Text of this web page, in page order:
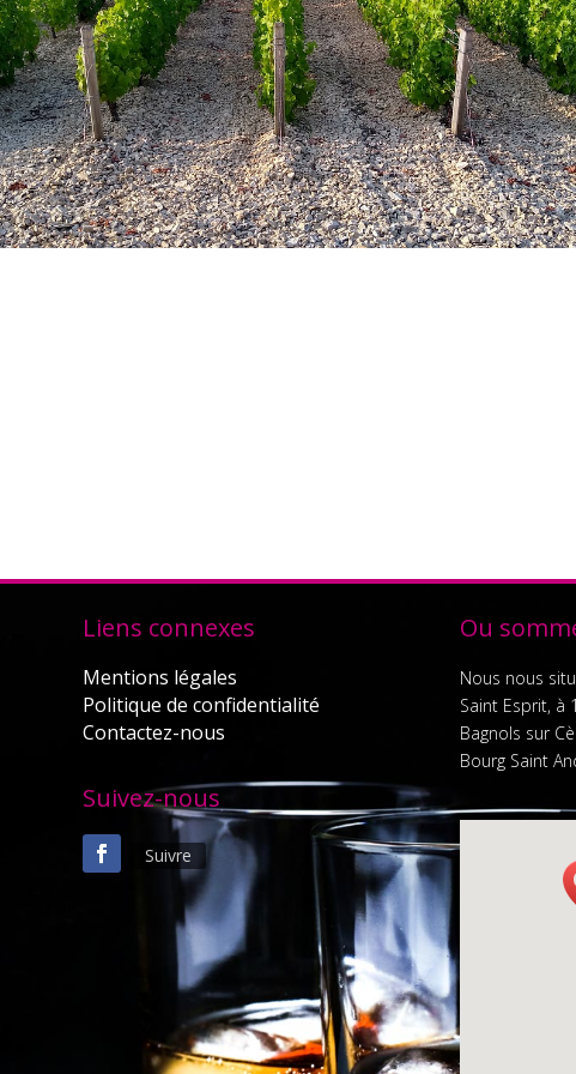
Liens connexes
Mentions légales
Politique de confidentialité
Contactez-nous
Suivez-nous
Suivre
Ou
Nous nous
Saint Esprit, à
Bagnols sur
Bourg Saint